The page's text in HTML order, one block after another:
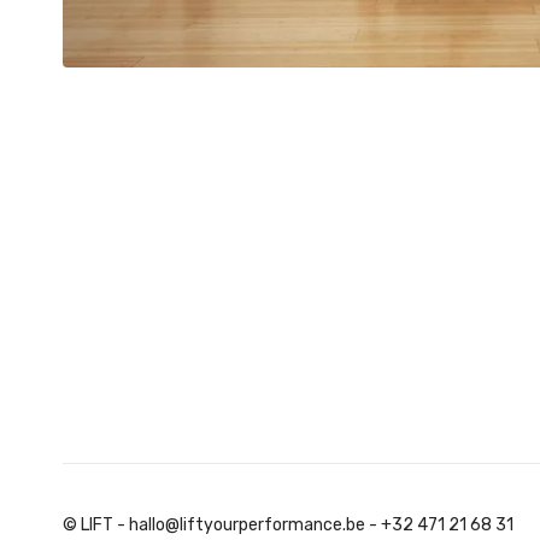
© LIFT - hallo@liftyourperformance.be - +32 471 21 68 31